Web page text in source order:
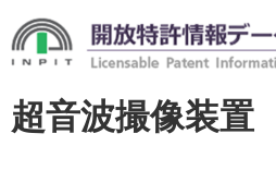
超音波撮像装置